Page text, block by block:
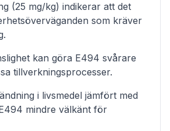
(25 mg/kg) indikerar att det
som kräver
kan göra E494 svårare
tillverkningsprocesser.
i livsmedel jämfört med
mindre välkänt för